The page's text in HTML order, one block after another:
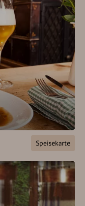
Speisekarte